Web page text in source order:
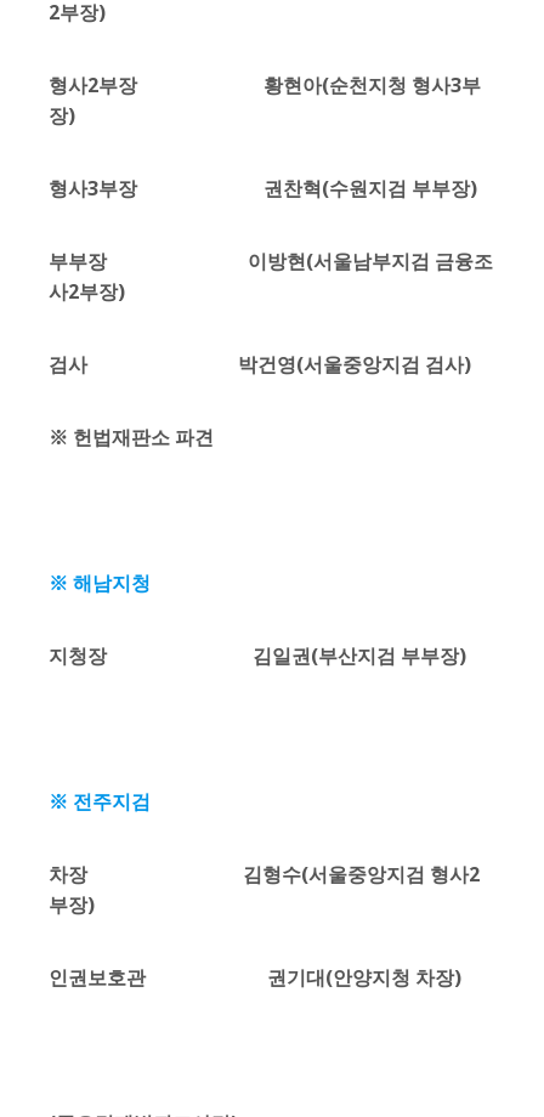
2부장)
형사2부장 황현아(순천지청 형사3부
장)
형사3부장 권찬혁(수원지검 부부장)
부부장 이방현(서울남부지검 금융조
사2부장)
검사 박건영(서울중앙지검 검사)
※ 헌법재판소 파견
※ 해남지청
지청장 김일권(부산지검 부부장)
※ 전주지검
차장 김형수(서울중앙지검 형사2
부장)
인권보호관 권기대(안양지청 차장)